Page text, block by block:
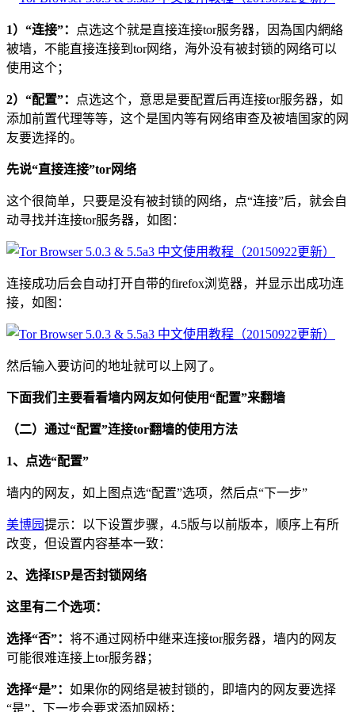
1）“连接”：
点选这个就是直接连接tor服务器，因為国内網絡
被墙，不能直接连接到tor网络，海外没有被封锁的网络可以
使用这个；
2）“配置”：
点选这个，意思是要配置后再连接tor服务器，如
添加前置代理等等，这个是国内等有网络审查及被墙国家的网
友要选择的。
先说“直接连接”tor网络
这个很简单，只要是没有被封锁的网络，点“连接”后，就会自
动寻找并连接tor服务器，如图：
连接成功后会自动打开自带的firefox浏览器，并显示出成功连
接，如图：
然后输入要访问的地址就可以上网了。
下面我们主要看看墙内网友如何使用“配置”来翻墙
（二）通过“配置”连接tor翻墙的使用方法
1、点选“配置”
墙内的网友，如上图点选“配置”选项，然后点“下一步”
美博园提示：以下设置步骤，4.5版与以前版本，顺序上有所
改变，但设置内容基本一致：
2、选择ISP是否封锁网络
这里有二个选项：
选择“否”： 将不通过网桥中继来连接tor服务器，墙内的网友
可能很难连接上tor服务器；
选择“是”： 如果你的网络是被封锁的，即墙内的网友要选择
“是”，下一步会要求添加网桥；